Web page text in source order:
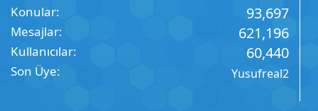
Konular 93,697
Mesajlar 621,196
Kullanıcılar 60,440
Son Üye Yusufreal2